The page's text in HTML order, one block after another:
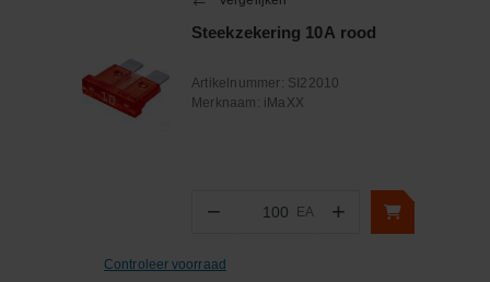
Steekzekering 10A rood
Artikelnummer: SI22010
Merknaam: iMaXX
− Aantal
EA +
Controleer voorraad